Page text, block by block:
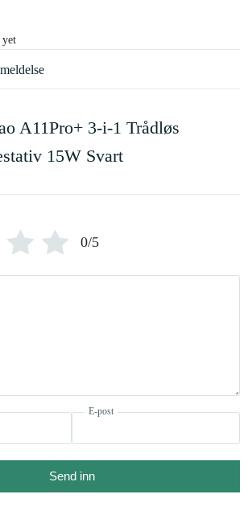
yet
A11Pro+ 3-i-1 Trådløs
15W Svart
0/5
E-post
Send inn